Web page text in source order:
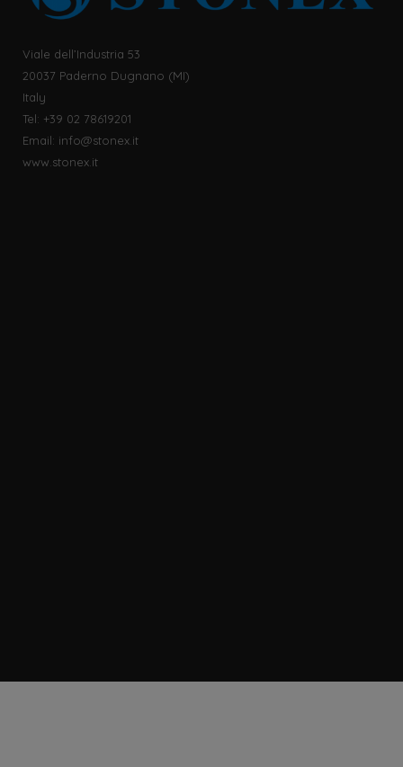
Viale dell’Industria 53
20037 Paderno Dugnano (MI)
Italy
Tel: +39 02 78619201
Email: info@stonex.it
www.stonex.it